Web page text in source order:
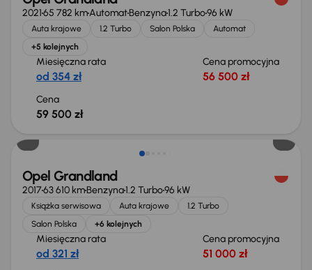
202165 782 kmAutomatBenzyna1.2 Turbo96 kW
Auta krajowe 1.2 Turbo Salon Polska
Automat
+5 kolejnych
Miesięczna rata
od 354 zł
Cena promocyjna
56 500 zł
Cena
59 500 zł
Opel Grandland
201763 610 kmBenzyna1.2 Turbo96 kW
Książka serwisowa Auta krajowe
1.2 Turbo
Salon Polska
+6 kolejnych
Miesięczna rata
od 321 zł
Cena promocyjna
51 000 zł